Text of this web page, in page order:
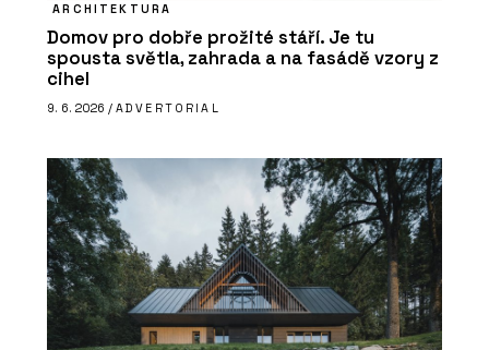
ARCHITEKTURA
Domov pro dobře prožité stáří. Je tu
spousta světla, zahrada a na fasádě vzory z
cihel
9. 6. 2026 / ADVERTORIAL